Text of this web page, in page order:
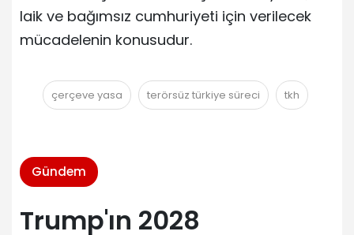
laik ve bağımsız cumhuriyeti için verilecek
mücadelenin konusudur.
çerçeve yasa terörsüz türkiye süreci tkh
Gündem
Trump'ın 2028